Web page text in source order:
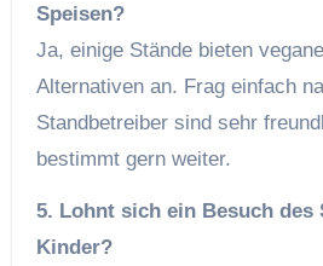
Speisen?
Ja, einige Stände bieten
Alternativen an. Frag einfach
Standbetreiber sind sehr
bestimmt gern weiter.
5. Lohnt sich ein Besuch des
Kinder?